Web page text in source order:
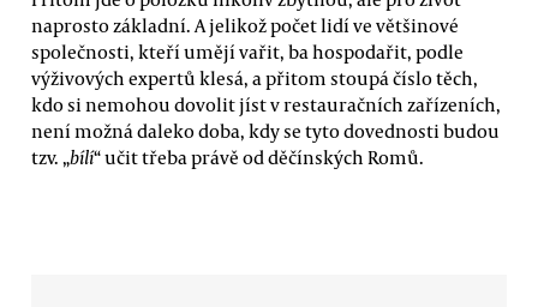
naprosto základní. A jelikož počet lidí ve většinové
společnosti, kteří umějí vařit, ba hospodařit, podle
výživových expertů klesá, a přitom stoupá číslo těch,
kdo si nemohou dovolit jíst v restauračních zařízeních,
není možná daleko doba, kdy se tyto dovednosti budou
tzv. „bílí“ učit třeba právě od děčínských Romů.